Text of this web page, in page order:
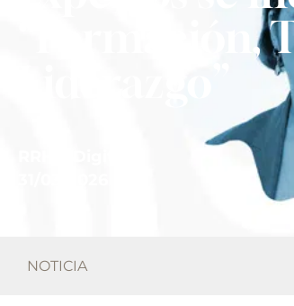
“Formación,
NOTICIA